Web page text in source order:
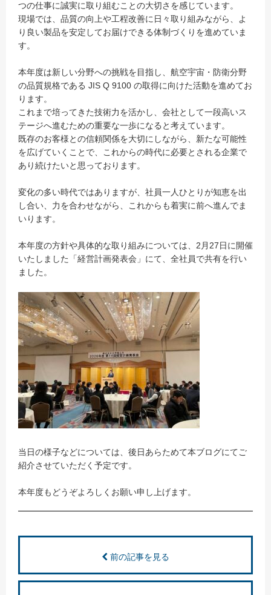
つの仕事に誠実に取り組むことの大切さを感じています。
現場では、品質の向上や工程改善に日々取り組みながら、よ
り良い製品を安定してお届けできる体制づくりを進めていま
す。
本年度は新しい分野への挑戦を目指し、航空宇宙・防衛分野
の品質規格である JIS Q 9100 の取得に向けた活動を進めてお
ります。
これまで培ってきた技術力を活かし、会社として一段高いス
テージへ進むための重要な一歩になると考えています。
既存のお客様との信頼関係を大切にしながら、新たな可能性
を広げていくことで、これからの時代に必要とされる企業で
あり続けたいと思っております。
変化の多い時代ではありますが、社員一人ひとりが知恵を出
し合い、力を合わせながら、これからも着実に前へ進んでま
いります。
本年度の方針や具体的な取り組みについては、2月27日に開催
いたしました「経営計画発表会」にて、全社員で共有を行い
ました。
当日の様子などについては、後日あらためて本ブログにてご
紹介させていただく予定です。
本年度もどうぞよろしくお願い申し上げます。
前の記事を見る